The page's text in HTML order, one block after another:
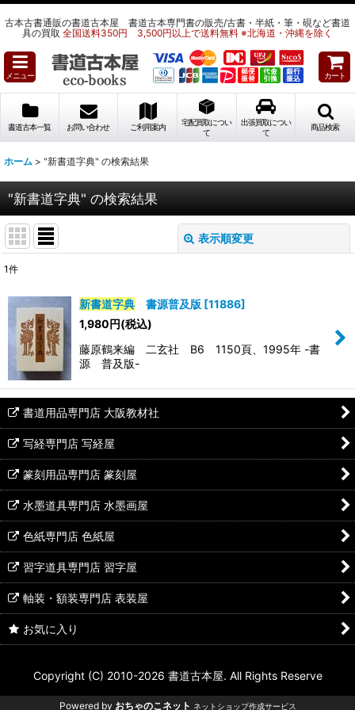
古本古書通販の書道古本屋 書道古本専門書の販売/古書・半紙・筆・硯など書道
具の買取 全国送料350円 3,500円以上で送料無料 ※北海道・沖縄を除く
メニュー カート
書道古本一覧 お問い合わせ ご利用案内
宅配買取につい
て
出張買取につい
て
商品検索
ホーム > "新書道字典" の検索結果
"新書道字典" の検索結果
表示順変更
表示数:
並び順
絞り込む
1件
新書道字典 書源普及版 [11886]
1,980円(税込)
藤原鶴来編 二玄社 B6 1150頁、1995年 -書
源 普及版-
書道用品専門店 大阪教材社
写経専門店 写経屋
篆刻用品専門店 篆刻屋
水墨道具専門店 水墨画屋
色紙専門店 色紙屋
習字道具専門店 習字屋
軸装・額装専門店 表装屋
お気に入り
Copyright (C) 2010-2026 書道古本屋. All Rights Reserve
Powered by おちゃのこネット ネットショップ作成サービス